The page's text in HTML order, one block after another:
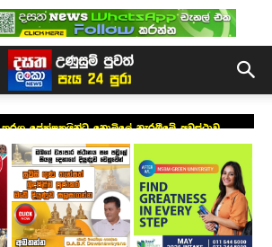
තරග ප්‍රේක්ෂකයින්ට නොමිලේ නැරඹීමේ අවස්ථාව